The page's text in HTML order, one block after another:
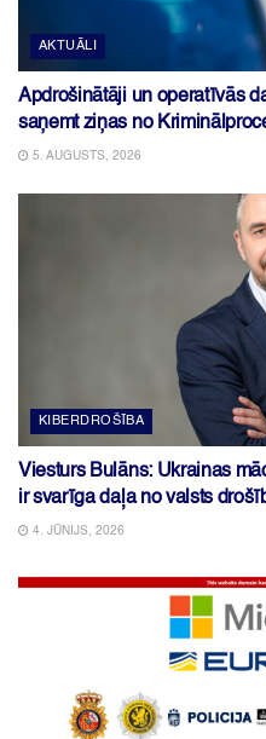
AKTUĀLI
Apdrošinātāji un operatīvās
saņemt ziņas no
5. AUGUSTS, 2026
KIBERDROŠĪBA
Viesturs Bulāns: Ukrainas
ir svarīga daļa no valsts
4. JŪNIJS, 2026